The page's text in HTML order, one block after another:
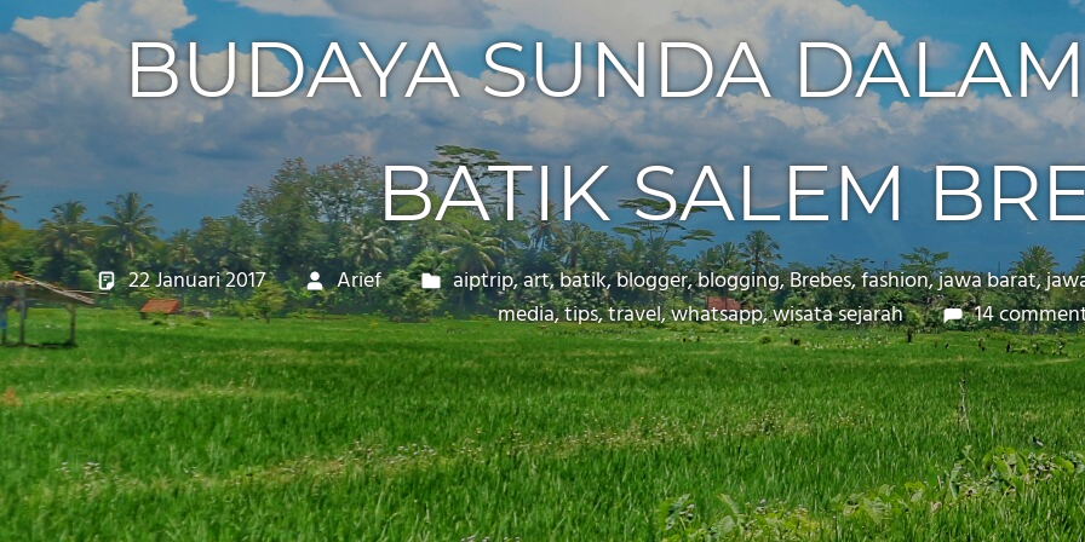
BUDAYA SUNDA
BATIK SALEM
22 Januari 2017 Arief aiptrip,art,batik,blogger,blogging,Brebes,fashion,jawa barat,
media,tips,travel,whatsapp,wisata sejarah 14